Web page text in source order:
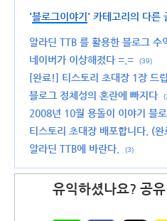
'블로그이야기 ' 카테고리의 다른
알라딘 TTB 를 활용한 블로그 수
네이버가 이상해졌다 =.= (39)
[완료!] 티스토리 초대장 1장 드
블로그 정체성의 혼란에 빠지다
2008년 10월 용돌이 이야기 블
9)
티스토리 초대장 배포합니다. (완
알라딘 TTB에 바란다. (3)
유익하셨나요? 공